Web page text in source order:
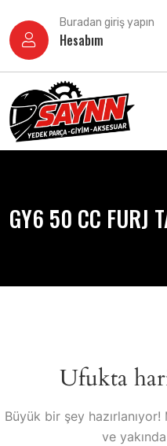
atla
Buradan giriş yapın
Hesabım
GY6 50 CC FURJ
Ufukta
Büyük bir şey hazırlanıyor!
ve